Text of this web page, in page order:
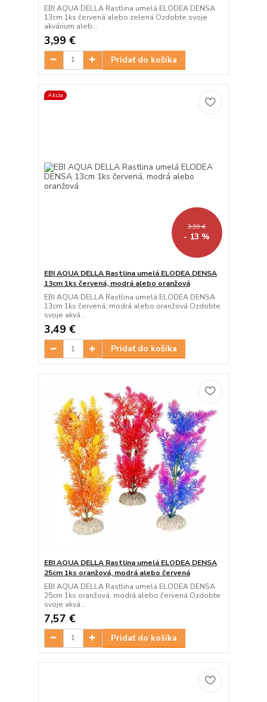
EBI AQUA DELLA Rastlina umelá ELODEA DENSA
13cm 1ks červená alebo zelená Ozdobte svoje
akvárium aleb...
3,99 €
Pridať do košíka
Akcia
3,99 €
- 13 %
EBI AQUA DELLA Rastlina umelá ELODEA DENSA
13cm 1ks červená, modrá alebo oranžová
EBI AQUA DELLA Rastlina umelá ELODEA DENSA
13cm 1ks červená, modrá alebo oranžová Ozdobte
svoje akvá...
3,49 €
Pridať do košíka
EBI AQUA DELLA Rastlina umelá ELODEA DENSA
25cm 1ks oranžová, modrá alebo červená
EBI AQUA DELLA Rastlina umelá ELODEA DENSA
25cm 1ks oranžová, modrá alebo červená Ozdobte
svoje akvá...
7,57 €
Pridať do košíka